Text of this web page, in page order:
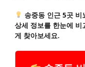
송중동 인근 5곳
상세 정보를 한눈에
게 찾아보세요.